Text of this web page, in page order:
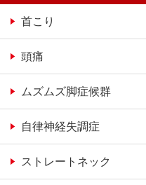
首こり
頭痛
ムズムズ脚症候群
自律神経失調症
ストレートネック